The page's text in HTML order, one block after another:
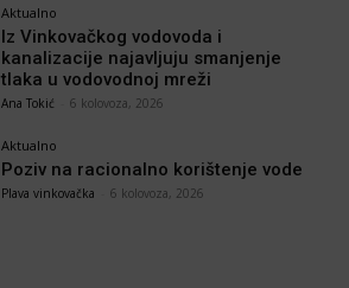
Aktualno
Iz Vinkovačkog vodovoda i
kanalizacije najavljuju smanjenje
tlaka u vodovodnoj mreži
Ana Tokić 6 kolovoza, 2026
Aktualno
Poziv na racionalno korištenje vode
Plava vinkovačka 6 kolovoza, 2026